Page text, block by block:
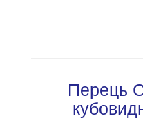
Перець